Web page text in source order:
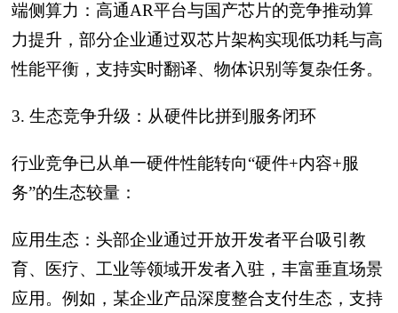
端侧算力：高通AR平台与国产芯片的竞争推动算
力提升，部分企业通过双芯片架构实现低功耗与高
性能平衡，支持实时翻译、物体识别等复杂任务。
3. 生态竞争升级：从硬件比拼到服务闭环
行业竞争已从单一硬件性能转向“硬件+内容+服
务”的生态较量：
应用生态：头部企业通过开放开发者平台吸引教
育、医疗、工业等领域开发者入驻，丰富垂直场景
应用。例如，某企业产品深度整合支付生态，支持